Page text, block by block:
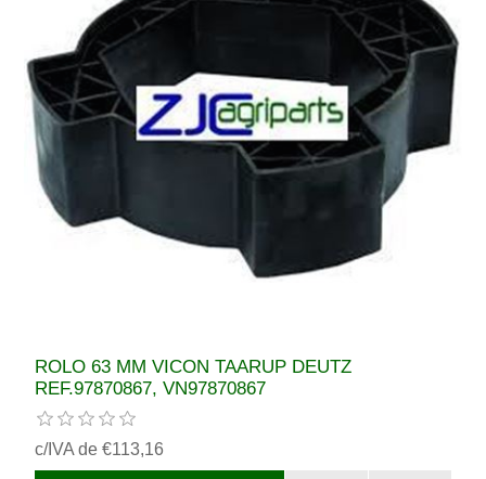
ROLO 63 MM VICON TAARUP DEUTZ
REF.97870867, VN97870867
c/IVA de €113,16